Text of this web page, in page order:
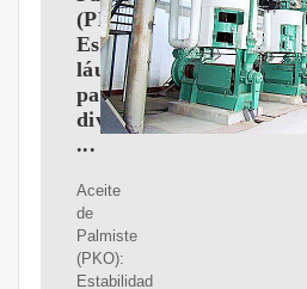
(PKO):
Estabilidad
láurica
para
diversas
...
Aceite
de
Palmiste
(PKO):
Estabilidad